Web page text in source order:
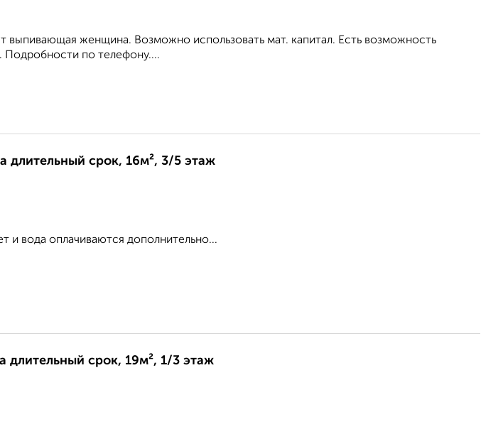
выпивающая женщина. Возможно использовать мат. капитал. Есть возможность
Подробности по телефону....
длительный срок, 16м², 3/5 этаж
и вода оплачиваются дополнительно...
длительный срок, 19м², 1/3 этаж